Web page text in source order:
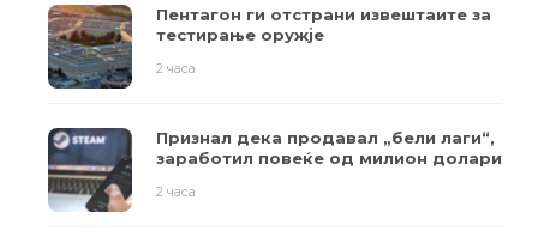
Пентагон ги отстрани извештаите за
тестирање оружје
2 часа
Признал дека продавал „бели лаги“,
заработил повеќе од милион долари
2 часа